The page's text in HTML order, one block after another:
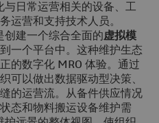
与日常运营相关的设备、工
运营和支持技术人员。
创建一个综合全面的虚拟模
一个平台中。这种维护生态
的数字化 MRO 体验。通过
可以做出数据驱动型决策、
的运营流。从备件供应情况
态和物料搬运设备维护需